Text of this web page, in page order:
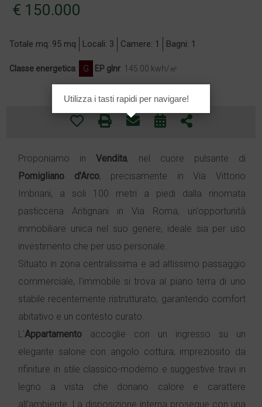
€ 150.000
Totale mq: 95 mq Locali: 3 Camere: 1 Bagni: 1
Classe energetica: G EP glnr: 145.00 kwh/㎡
Proponiamo inVendita, nel cuore pulsante di
Pomigliano d'Arco, precisamente in Via Vittorio
Imbriani, a soli 100 metri a piedi dalla rinomata
pasticceria Antignani in Via Roma, un'opportunità
immobiliare unica nel suo genere, ideale sia per uso
investimento che per uso personale.
Situato in zona centralissima e ad altissimo passaggio
commerciale, l'immobile si trova al piano terra di uno
stabile recentemente ristrutturato, garantendo comfort
abitativo e un contesto curato.
L'Appartamento accoglie con un ingresso su un
elegante salone con angolo cottura, impreziosito da
rifiniture in stile classico-moderno e suggestive travi in
legno a vista che donano calore e carattere
all'ambiente. La disposizione interna prosegue con una
Utilizza i tasti rapidi per navigare!